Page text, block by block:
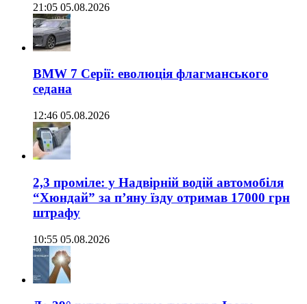
21:05 05.08.2026
BMW 7 Серії: еволюція флагманського
седана
12:46 05.08.2026
2,3 проміле: у Надвірній водій автомобіля
“Хюндай” за п’яну їзду отримав 17000 грн
штрафу
10:55 05.08.2026